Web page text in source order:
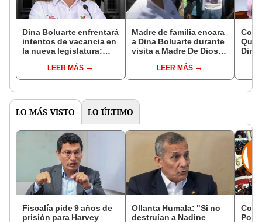
Dina Boluarte enfrentará
intentos de vacancia en
la nueva legislatura:
cálculos rumbo a las
Elecciones 2026
LEER MÁS
Madre de familia encara
a Dina Boluarte durante
visita a Madre De Dios:
estudien en estas
precariedades”
LEER MÁS
Dina
LO MÁS VISTO LO ÚLTIMO
Fiscalía pide 9 años de
prisión para Harvey
Ollanta Humala: "Si no
destruían a Nadine